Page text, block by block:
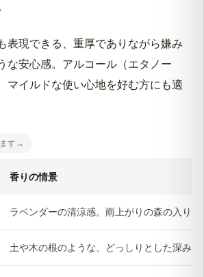
表現できる、重厚でありながら嫌み
な安心感。アルコール（エタノー
マイルドな使い心地を好む方にも適
香りの情景
ラベンダーの清涼感。雨上がりの森の入り口
土や木の根のような、どっしりとした深み